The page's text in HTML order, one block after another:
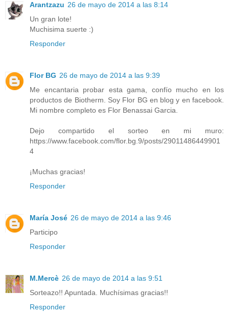
Arantzazu 26 de mayo de 2014 a las 8:14
Un gran lote!
Muchisima suerte :)
Responder
Flor BG 26 de mayo de 2014 a las 9:39
Me encantaria probar esta gama, confío mucho en los
productos de Biotherm. Soy Flor BG en blog y en facebook.
Mi nombre completo es Flor Benassai Garcia.
Dejo compartido el sorteo en mi muro:
https://www.facebook.com/flor.bg.9/posts/29011486449901
4
¡Muchas gracias!
Responder
María José 26 de mayo de 2014 a las 9:46
Participo
Responder
M.Mercè 26 de mayo de 2014 a las 9:51
Sorteazo!! Apuntada. Muchísimas gracias!!
Responder